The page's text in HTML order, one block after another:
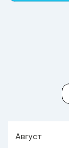
Август